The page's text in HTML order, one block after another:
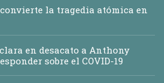
la tragedia atómica en
en desacato a Anthony
sobre el COVID-19